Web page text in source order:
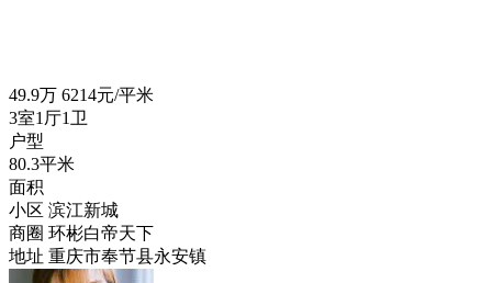
49.9万 6214元/平米
3室1厅1卫
户型
80.3平米
面积
小区 滨江新城
商圈 环彬白帝天下
地址 重庆市奉节县永安镇